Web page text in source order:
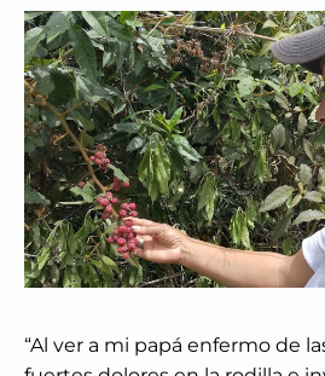
“Al ver a mi papá enfermo de